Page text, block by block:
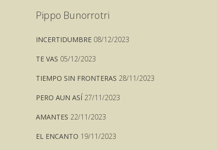
Pippo Bunorrotri
INCERTIDUMBRE 08/12/2023
TE VAS 05/12/2023
TIEMPO SIN FRONTERAS 28/11/2023
PERO AUN ASÍ 27/11/2023
AMANTES 22/11/2023
EL ENCANTO 19/11/2023